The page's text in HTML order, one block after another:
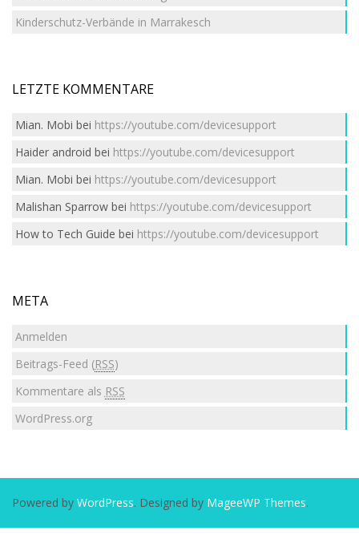
Kinderschutz-Verbände in Marrakesch
LETZTE KOMMENTARE
Mian. Mobi bei https://youtube.com/devicesupport
Haider android bei https://youtube.com/devicesupport
Mian. Mobi bei https://youtube.com/devicesupport
Malishan Sparrowbei https://youtube.com/devicesupport
How to Tech Guide bei https://youtube.com/devicesupport
META
Anmelden
Beitrags-Feed (RSS)
Kommentare als RSS
WordPress.org
Powered by WordPress. Designed by MageeWP Themes.